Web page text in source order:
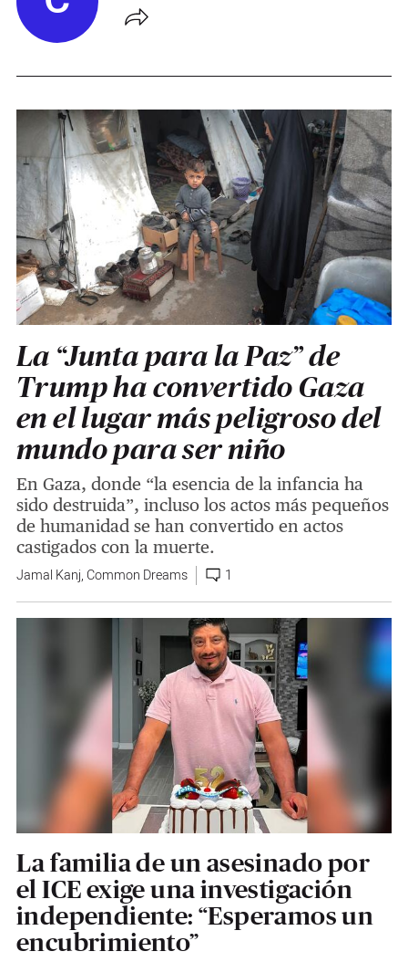
La “Junta para la Paz” de
Trump ha convertido Gaza
en el lugar más peligroso del
mundo para ser niño
En Gaza, donde “la esencia de la infancia ha
sido destruida”, incluso los actos más pequeños
de humanidad se han convertido en actos
castigados con la muerte.
Jamal Kanj, Common Dreams 1
La familia de un asesinado por
el ICE exige una investigación
independiente: “Esperamos un
encubrimiento”